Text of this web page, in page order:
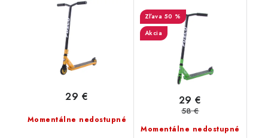
Momentálne nedostupné
29 €
RapiD Pro - zelený PC
50 %
Akcia
Momentálne nedostupné
29 €
58 €